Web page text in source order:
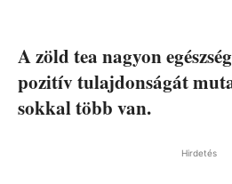
A zöld tea nagyon
pozitív tulajdonságát
sokkal több van.
Hirdetés